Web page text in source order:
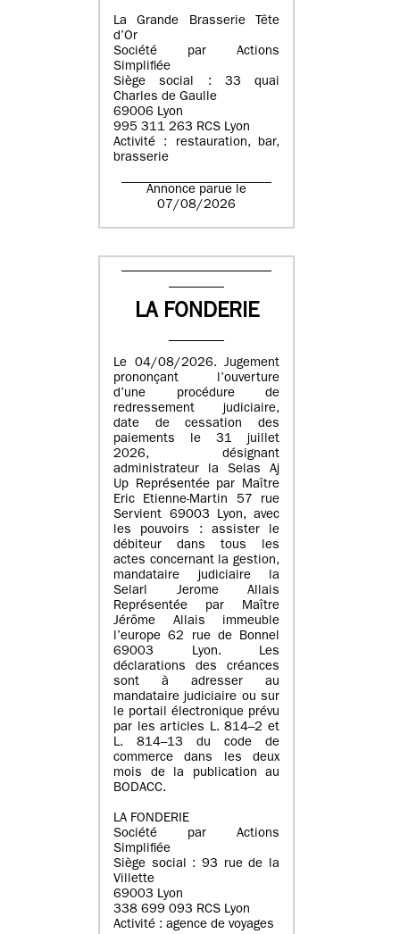
La Grande Brasserie Tête
d’Or
Société par Actions
Simplifiée
Siège social : 33 quai
Charles de Gaulle
69006 Lyon
995 311 263 RCS Lyon
Activité : restauration, bar,
brasserie
Annonce parue le
07/08/2026
LA FONDERIE
Le 04/08/2026. Jugement
prononçant l’ouverture
d’une procédure de
redressement judiciaire,
date de cessation des
paiements le 31 juillet
2026, désignant
administrateur la Selas Aj
Up Représentée par Maître
Eric Etienne-Martin 57 rue
Servient 69003 Lyon, avec
les pouvoirs : assister le
débiteur dans tous les
actes concernant la gestion,
mandataire judiciaire la
Selarl Jerome Allais
Représentée par Maître
Jérôme Allais immeuble
l’europe 62 rue de Bonnel
69003 Lyon. Les
déclarations des créances
sont à adresser au
mandataire judiciaire ou sur
le portail électronique prévu
par les articles L. 814–2 et
L. 814–13 du code de
commerce dans les deux
mois de la publication au
BODACC.
LA FONDERIE
Société par Actions
Simplifiée
Siège social : 93 rue de la
Villette
69003 Lyon
338 699 093 RCS Lyon
Activité : agence de voyages